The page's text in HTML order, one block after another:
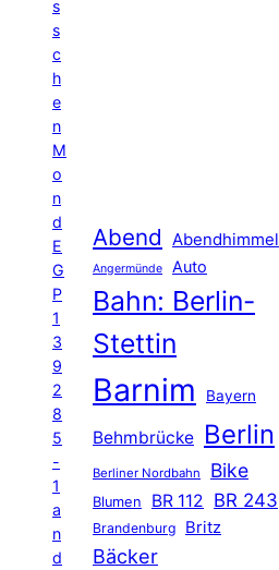
s
s
c
h
e
n
M
o
n
d
E
G
P
1
3
9
2
8
5
-
1
a
n
d
Abend Abendhimmel
Angermünde Auto
Bahn: Berlin-
Stettin
Barnim Bayern
Behmbrücke Berlin
Berliner Nordbahn Bike
Blumen BR 112 BR 243
Brandenburg Britz
Bäcker